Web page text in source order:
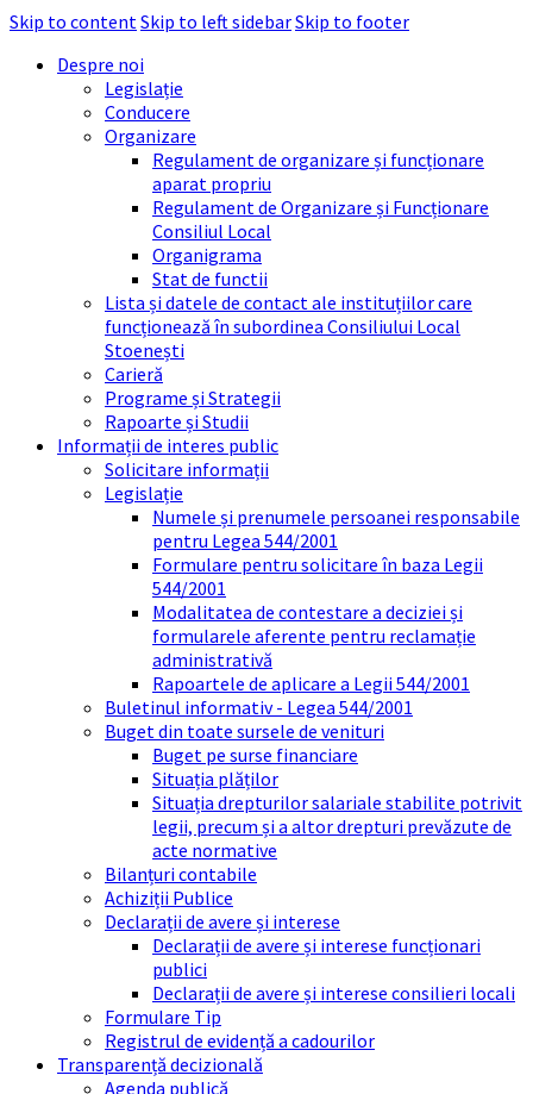
Skip to contentSkip to left sidebarSkip to footer
Despre noi
Legislație
Conducere
Organizare
Regulament de organizare și funcționare
aparat propriu
Regulament de Organizare și Funcționare
Consiliul Local
Organigrama
Stat de functii
Lista și datele de contact ale instituțiilor care
funcționează în subordinea Consiliului Local
Stoenești
Carieră
Programe și Strategii
Rapoarte și Studii
Informații de interes public
Solicitare informații
Legislație
Numele și prenumele persoanei responsabile
pentru Legea 544/2001
Formulare pentru solicitare în baza Legii
544/2001
Modalitatea de contestare a deciziei și
formularele aferente pentru reclamație
administrativă
Rapoartele de aplicare a Legii 544/2001
Buletinul informativ - Legea 544/2001
Buget din toate sursele de venituri
Buget pe surse financiare
Situația plăților
Situația drepturilor salariale stabilite potrivit
legii, precum și a altor drepturi prevăzute de
acte normative
Bilanțuri contabile
Achiziții Publice
Declarații de avere și interese
Declarații de avere și interese funcționari
publici
Declarații de avere și interese consilieri locali
Formulare Tip
Registrul de evidență a cadourilor
Transparență decizională
Agenda publică